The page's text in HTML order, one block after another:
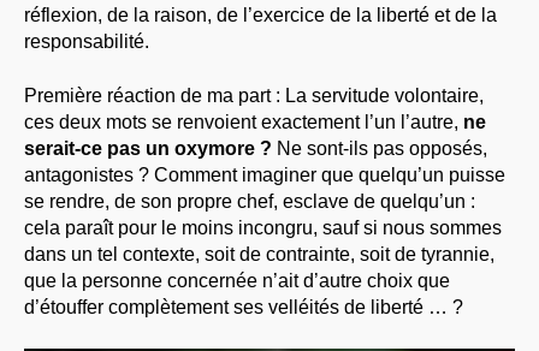
réflexion, de la raison, de l’exercice de la liberté et de la
responsabilité.
Première réaction de ma part : La servitude volontaire,
ces deux mots se renvoient exactement l’un l’autre, ne
serait-ce pas un oxymore ? Ne sont-ils pas opposés,
antagonistes ? Comment imaginer que quelqu’un puisse
se rendre, de son propre chef, esclave de quelqu’un :
cela paraît pour le moins incongru, sauf si nous sommes
dans un tel contexte, soit de contrainte, soit de tyrannie,
que la personne concernée n’ait d’autre choix que
d’étouffer complètement ses velléités de liberté … ?